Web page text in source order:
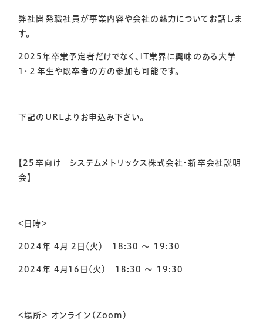
弊社開発職社員が事業内容や会社の魅力についてお話しま
す。
2025年卒業予定者だけでなく、IT業界に興味のある大学
1・２年生や既卒者の方の参加も可能です。
下記のURLよりお申込み下さい。
【25卒向け システムメトリックス株式会社・新卒会社説明
会】
<日時>
2024年 4月 2日(火) 18:30 ～ 19:30
2024年 4月16日(火) 18:30 ～ 19:30
<場所> オンライン(Zoom)